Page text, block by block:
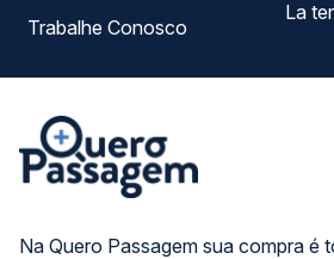
Na Quero Passagem sua compra é
Trabalhe Conosco